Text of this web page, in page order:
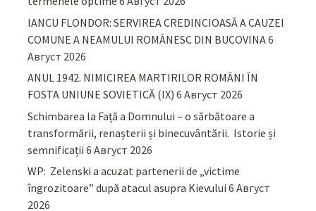
IANCU FLONDOR: SERVIREA CREDINCIOASĂ A CAUZEI
COMUNE A NEAMULUI ROMÂNESC DIN BUCOVINA6
Август 2026
ANUL 1942. NIMICIREA MARTIRILOR ROMÂNI ÎN
FOSTA UNIUNE SOVIETICĂ (IX) 6 Август 2026
Schimbarea la Față a Domnului – o sărbătoare a
transformării, renașterii și binecuvântării. Istorie și
semnificații 6 Август 2026
WP: Zelenski a acuzat partenerii de „victime
îngrozitoare” după atacul asupra Kievului 6 Август
2026